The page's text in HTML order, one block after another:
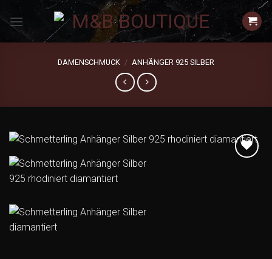
Inhalt
springen
DAMENSCHMUCK / ANHÄNGER 925 SILBER